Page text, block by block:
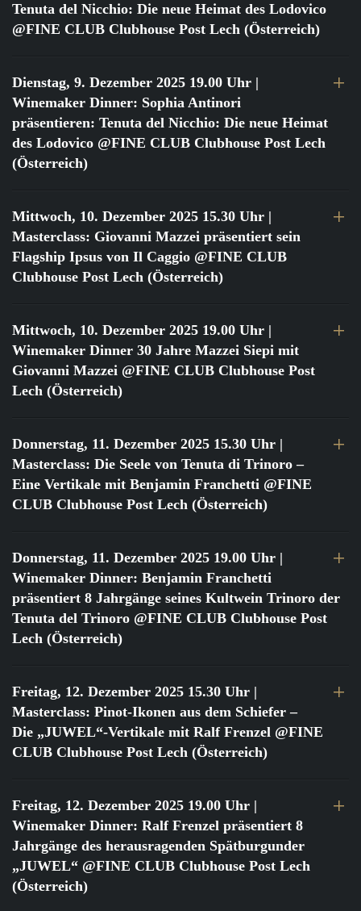
Tenuta del Nicchio: Die neue Heimat des Lodovico
@FINE CLUB Clubhouse Post Lech (Österreich)
Dienstag, 9. Dezember 2025 19.00 Uhr |
Winemaker Dinner: Sophia Antinori
präsentieren: Tenuta del Nicchio: Die neue Heimat
des Lodovico @FINE CLUB Clubhouse Post Lech
(Österreich)
Mittwoch, 10. Dezember 2025 15.30 Uhr |
Masterclass: Giovanni Mazzei präsentiert sein
Flagship Ipsus von Il Caggio @FINE CLUB
Clubhouse Post Lech (Österreich)
Mittwoch, 10. Dezember 2025 19.00 Uhr |
Winemaker Dinner 30 Jahre Mazzei Siepi mit
Giovanni Mazzei @FINE CLUB Clubhouse Post
Lech (Österreich)
Donnerstag, 11. Dezember 2025 15.30 Uhr |
Masterclass: Die Seele von Tenuta di Trinoro –
Eine Vertikale mit Benjamin Franchetti @FINE
CLUB Clubhouse Post Lech (Österreich)
Donnerstag, 11. Dezember 2025 19.00 Uhr |
Winemaker Dinner: Benjamin Franchetti
präsentiert 8 Jahrgänge seines Kultwein Trinoro der
Tenuta del Trinoro @FINE CLUB Clubhouse Post
Lech (Österreich)
Freitag, 12. Dezember 2025 15.30 Uhr |
Masterclass: Pinot-Ikonen aus dem Schiefer –
Die „JUWEL“-Vertikale mit Ralf Frenzel @FINE
CLUB Clubhouse Post Lech (Österreich)
Freitag, 12. Dezember 2025 19.00 Uhr |
Winemaker Dinner: Ralf Frenzel präsentiert 8
Jahrgänge des herausragenden Spätburgunder
„JUWEL“ @FINE CLUB Clubhouse Post Lech
(Österreich)